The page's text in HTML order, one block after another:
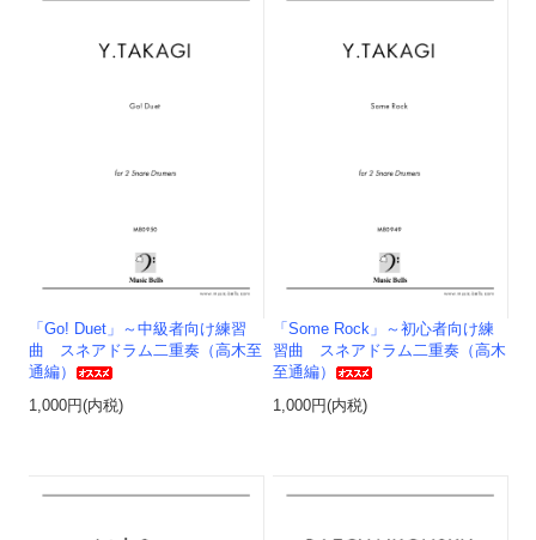
「Go! Duet」～中級者向け練習
曲 スネアドラム二重奏（高木至
通編）
1,000円(内税)
「Some Rock」～初心者向け練
習曲 スネアドラム二重奏（高木
至通編）
1,000円(内税)